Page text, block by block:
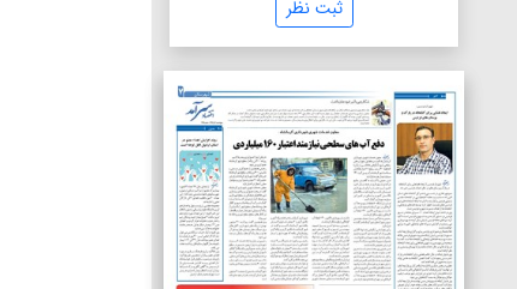
ثبت نظر